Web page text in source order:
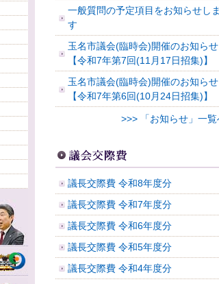
一般質問の予定項目をお知らせしま
す
玉名市議会(臨時会)開催のお知らせ
【令和7年第7回(11月17日招集)】
玉名市議会(臨時会)開催のお知らせ
【令和7年第6回(10月24日招集)】
>>> 「お知らせ」一覧
議長交際費 令和8年度分
議長交際費 令和7年度分
議長交際費 令和6年度分
議長交際費 令和5年度分
議長交際費 令和4年度分